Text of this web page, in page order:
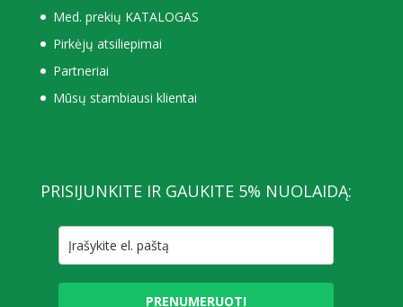
Med. prekių KATALOGAS
Pirkėjų atsiliepimai
Partneriai
Mūsų stambiausi klientai
PRISIJUNKITE IR GAUKITE 5% NUOLAIDĄ:
PRENUMERUOTI